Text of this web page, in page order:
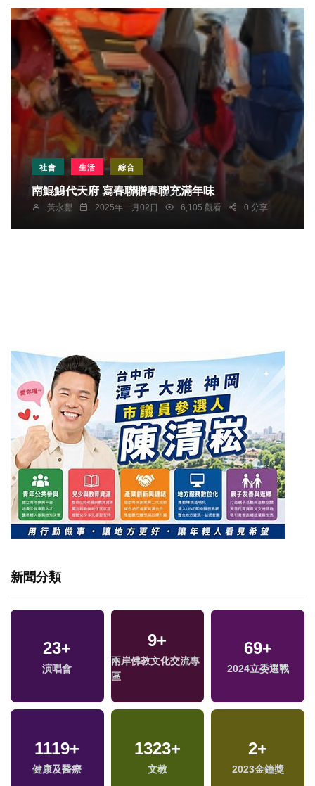
社會 生活 綜合
南鯤鯓代天府 寫春聯贈春聯充滿年味
黃永豐 2025年一月02日 6,105 觀看 0 分享
新聞分類
23+
演唱會
9+
兩岸佛教文化交流專
區
69+
2024立委選戰
1119+
健康及醫療
1323+
文教
2+
2023金鐘獎